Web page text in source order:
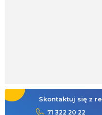
Skontaktuj się z
71 322 20 22